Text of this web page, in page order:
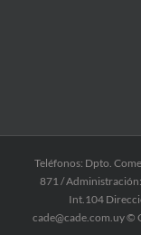
Teléfonos: Dpto.
871 /
Int.104
cade@cade.com.uy ©